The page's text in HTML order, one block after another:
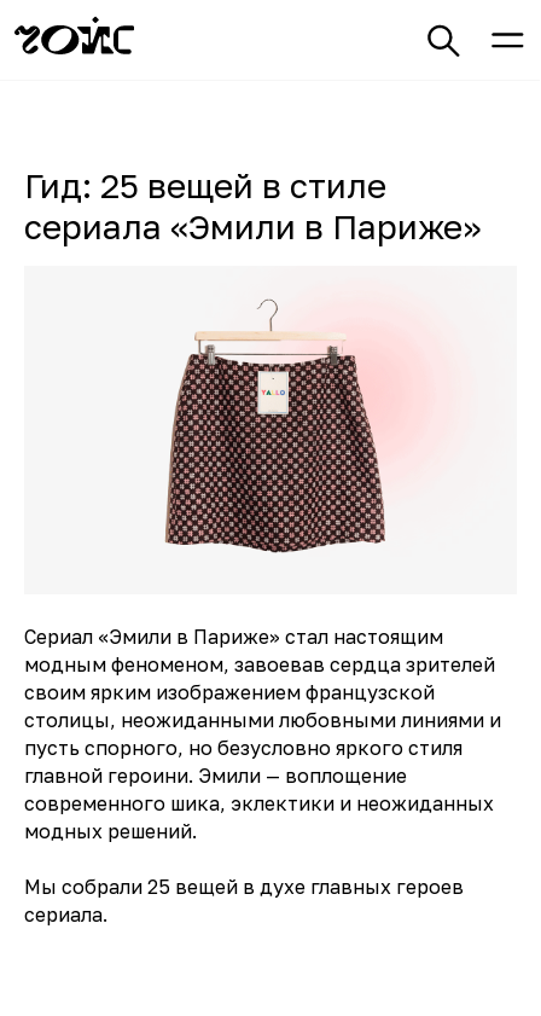
Гид: 25 вещей в стиле
сериала «Эмили в Париже»
Сериал «Эмили в Париже» стал настоящим
модным феноменом, завоевав сердца зрителей
своим ярким изображением французской
столицы, неожиданными любовными линиями и
пусть спорного, но безусловно яркого стиля
главной героини. Эмили — воплощение
современного шика, эклектики и неожиданных
модных решений.
Мы собрали 25 вещей в духе главных героев
сериала.